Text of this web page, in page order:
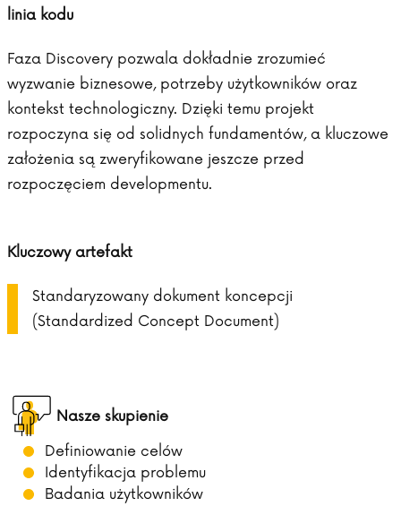
linia kodu
Faza Discovery pozwala dokładnie zrozumieć
wyzwanie biznesowe, potrzeby użytkowników oraz
kontekst technologiczny. Dzięki temu projekt
rozpoczyna się od solidnych fundamentów, a kluczowe
założenia są zweryfikowane jeszcze przed
rozpoczęciem developmentu.
Kluczowy artefakt
Standaryzowany dokument koncepcji
(Standardized Concept Document)
Nasze skupienie
Definiowanie celów
Identyfikacja problemu
Badania użytkowników